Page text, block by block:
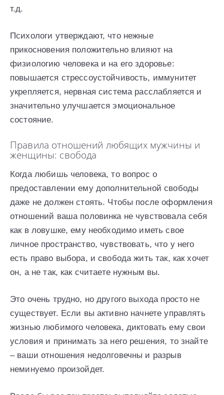
т.д.
Психологи утверждают, что нежные
прикосновения положительно влияют на
физиологию человека и на его здоровье:
повышается стрессоустойчивость, иммунитет
укрепляется, нервная система расслабляется и
значительно улучшается эмоциональное
состояние.
Правила отношений любящих мужчины и
женщины: свобода
Когда любишь человека, то вопрос о
предоставлении ему дополнительной свободы
даже не должен стоять. Чтобы после оформления
отношений ваша половинка не чувствовала себя
как в ловушке, ему необходимо иметь свое
личное пространство, чувствовать, что у него
есть право выбора, и свобода жить так, как хочет
он, а не так, как считаете нужным вы.
Это очень трудно, но другого выхода просто не
существует. Если вы активно начнете управлять
жизнью любимого человека, диктовать ему свои
условия и принимать за него решения, то знайте
– ваши отношения недолговечны и разрыв
неминуемо произойдет.